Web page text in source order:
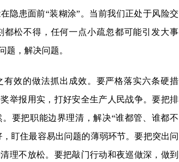
隐患面前“装糊涂”。当前我们正处于风险交
松不得，任何一点小疏忽都可能引发大事
题，解决问题。
效的做法抓出成效。要严格落实六条硬措
举报用实，打好安全生产人民战争。要把排
要把职能边界理清，解决“谁都管、谁都不
盯住最容易出问题的薄弱环节。要把突出问
理不放松。要把敲门行动和夜巡做深，做到